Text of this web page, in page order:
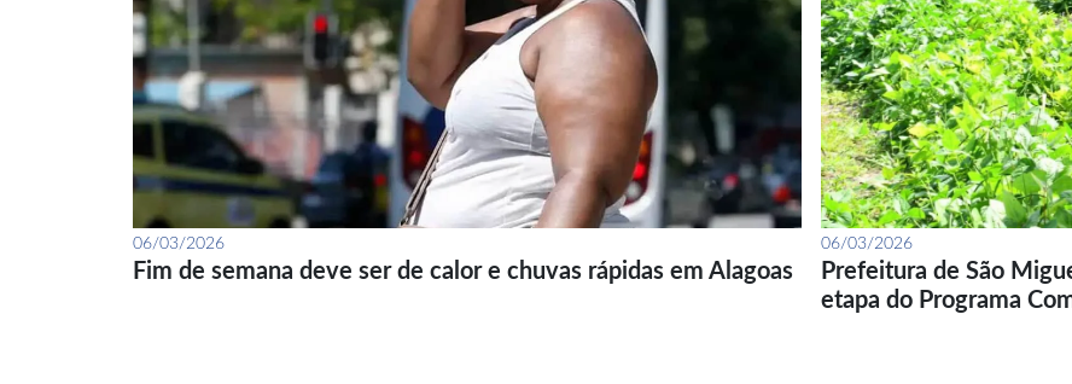
06/03/2026
Fim de semana deve ser de calor e chuvas rápidas em Alagoas
06/03/2026
Prefeitura de São
etapa do Programa